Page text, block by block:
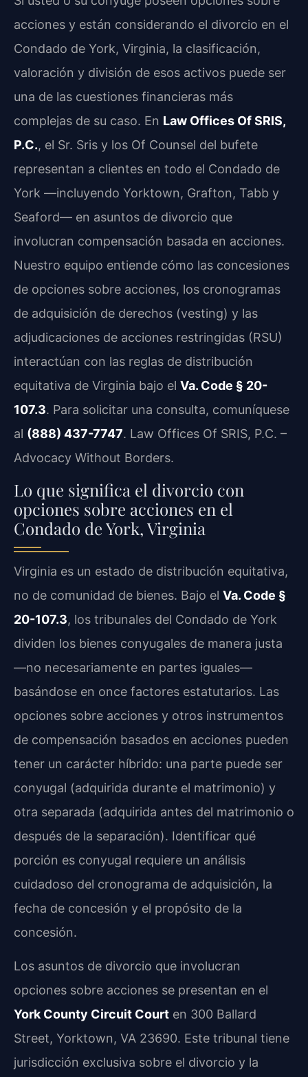
acciones y están considerando el divorcio en el
Condado de York, Virginia, la clasificación,
valoración y división de esos activos puede ser
una de las cuestiones financieras más
complejas de su caso. En Law Offices Of SRIS,
P.C., el Sr. Sris y los Of Counsel del bufete
representan a clientes en todo el Condado de
York —incluyendo Yorktown, Grafton, Tabb y
Seaford— en asuntos de divorcio que
involucran compensación basada en acciones.
Nuestro equipo entiende cómo las concesiones
de opciones sobre acciones, los cronogramas
de adquisición de derechos (vesting) y las
adjudicaciones de acciones restringidas (RSU)
interactúan con las reglas de distribución
equitativa de Virginia bajo el Va. Code § 20-
107.3. Para solicitar una consulta, comuníquese
al (888) 437-7747. Law Offices Of SRIS, P.C. –
Advocacy Without Borders.
Lo que significa el divorcio con
opciones sobre acciones en el
Condado de York, Virginia
Virginia es un estado de distribución equitativa,
no de comunidad de bienes. Bajo el Va. Code §
20-107.3, los tribunales del Condado de York
dividen los bienes conyugales de manera justa
—no necesariamente en partes iguales—
basándose en once factores estatutarios. Las
opciones sobre acciones y otros instrumentos
de compensación basados en acciones pueden
tener un carácter híbrido: una parte puede ser
conyugal (adquirida durante el matrimonio) y
otra separada (adquirida antes del matrimonio o
después de la separación). Identificar qué
porción es conyugal requiere un análisis
cuidadoso del cronograma de adquisición, la
fecha de concesión y el propósito de la
concesión.
Los asuntos de divorcio que involucran
opciones sobre acciones se presentan en el
York County Circuit Court en 300 Ballard
Street, Yorktown, VA 23690. Este tribunal tiene
jurisdicción exclusiva sobre el divorcio y la